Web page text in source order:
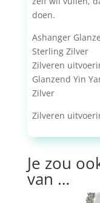
doen.
Ashanger
Sterling Zilver
Zilveren
Glanzend Yin
Zilver
Zilveren
Je zou
van …